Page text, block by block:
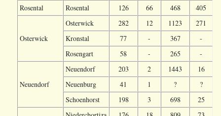
Rosental
Rosental 126 66 468 405
Osterwick
Osterwick 282 12 1123
271
Kronstal
77 - 367
-
Rosengart
58 - 265 -
Neuendorf
Neuendorf 203 2 1443
16
Neuenburg
41 1 ?
?
Schoenhorst
198 3 698 25